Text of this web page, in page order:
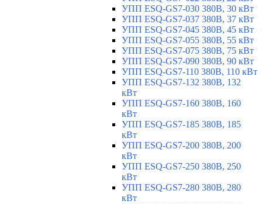
УПП ESQ-GS7-030 380В, 30 кВт
УПП ESQ-GS7-037 380В, 37 кВт
УПП ESQ-GS7-045 380В, 45 кВт
УПП ESQ-GS7-055 380В, 55 кВт
УПП ESQ-GS7-075 380В, 75 кВт
УПП ESQ-GS7-090 380В, 90 кВт
УПП ESQ-GS7-110 380В, 110 кВт
УПП ESQ-GS7-132 380В, 132
кВт
УПП ESQ-GS7-160 380В, 160
кВт
УПП ESQ-GS7-185 380В, 185
кВт
УПП ESQ-GS7-200 380В, 200
кВт
УПП ESQ-GS7-250 380В, 250
кВт
УПП ESQ-GS7-280 380В, 280
кВт